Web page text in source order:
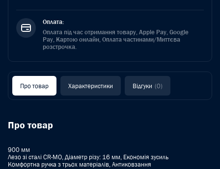
Оплата:
Оплата під час отримання товару, Apple Pay, Google
Pay, Картою онлайн, Оплата частинами/Миттєва
розстрочка.
Про товар Характеристики Відгуки (0)
Про товар
900 мм
Лезо зі сталі CR-MO, Діаметр різу: 16 мм, Економія зусиль
Комфортна ручка з трьох матеріалів, Антиковзання